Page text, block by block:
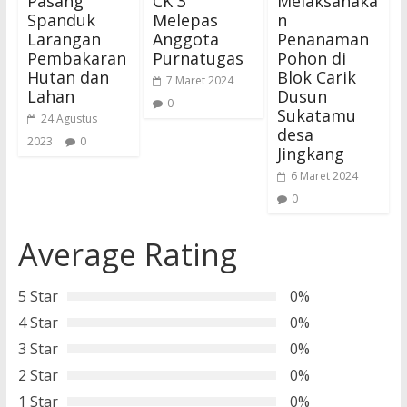
Spanduk
Larangan
Pembakaran
Hutan dan
Lahan
24 Agustus
2023
0
Melepas
Anggota
Purnatugas
7 Maret 2024
0
n
Penanaman
Pohon di
Blok Carik
Dusun
Sukatamu
desa
Jingkang
6 Maret 2024
0
Average Rating
5 Star
0%
4 Star
0%
3 Star
0%
2 Star
0%
1 Star
0%